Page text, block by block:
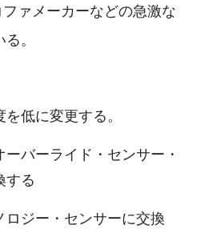
ァメーカーなどの急激な
。
低に変更する。
バーライド・センサー・
する
ロジー・センサーに交換